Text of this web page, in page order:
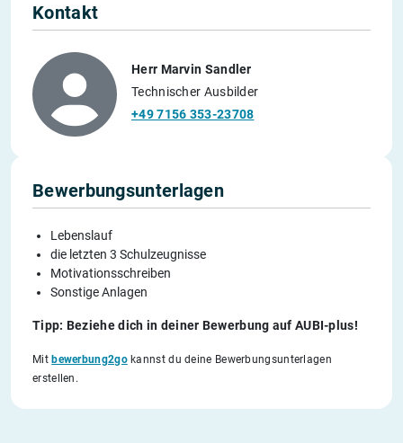
Kontakt
Herr Marvin Sandler
Technischer Ausbilder
+49 7156 353-23708
Bewerbungsunterlagen
Lebenslauf
die letzten 3 Schulzeugnisse
Motivationsschreiben
Sonstige Anlagen
Tipp: Beziehe dich in deiner Bewerbung auf AUBI-plus!
Mitbewerbung2gokannst du deine Bewerbungsunterlagen
erstellen.